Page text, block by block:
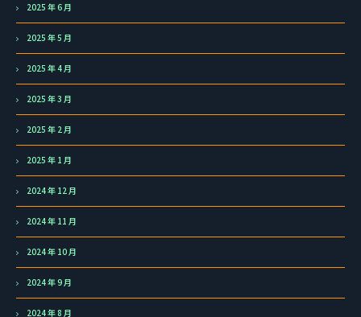
2025 年 6 月
2025 年 5 月
2025 年 4 月
2025 年 3 月
2025 年 2 月
2025 年 1 月
2024 年 12 月
2024 年 11 月
2024 年 10 月
2024 年 9 月
2024 年 8 月